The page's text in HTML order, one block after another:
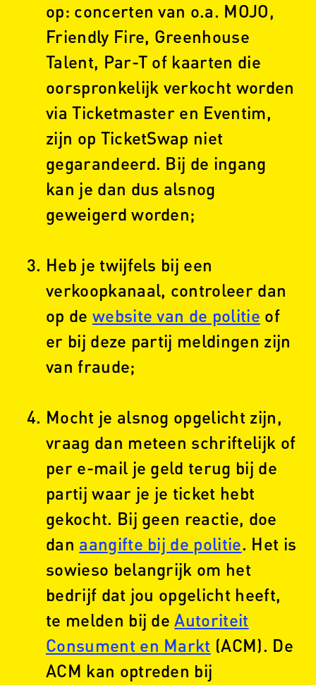
op: concerten van o.a. MOJO,
Friendly Fire, Greenhouse
Talent, Par-T of kaarten die
oorspronkelijk verkocht worden
via Ticketmaster en Eventim,
zijn op TicketSwap niet
gegarandeerd. Bij de ingang
kan je dan dus alsnog
geweigerd worden;
Heb je twijfels bij een
verkoopkanaal, controleer dan
op de website van de politie of
er bij deze partij meldingen zijn
van fraude;
Mocht je alsnog opgelicht zijn,
vraag dan meteen schriftelijk of
per e-mail je geld terug bij de
partij waar je je ticket hebt
gekocht. Bij geen reactie, doe
dan aangifte bij de politie. Het is
sowieso belangrijk om het
bedrijf dat jou opgelicht heeft,
te melden bij deAutoriteit
Consument en Markt (ACM). De
ACM kan optreden bij